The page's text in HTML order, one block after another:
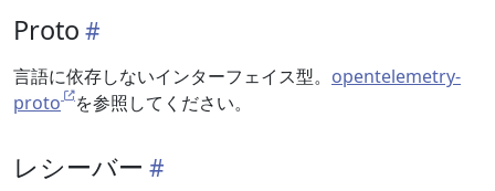
Proto
言語に依存しないインターフェイス型。 opentelemetry-
proto
を参照してください。
レシーバー